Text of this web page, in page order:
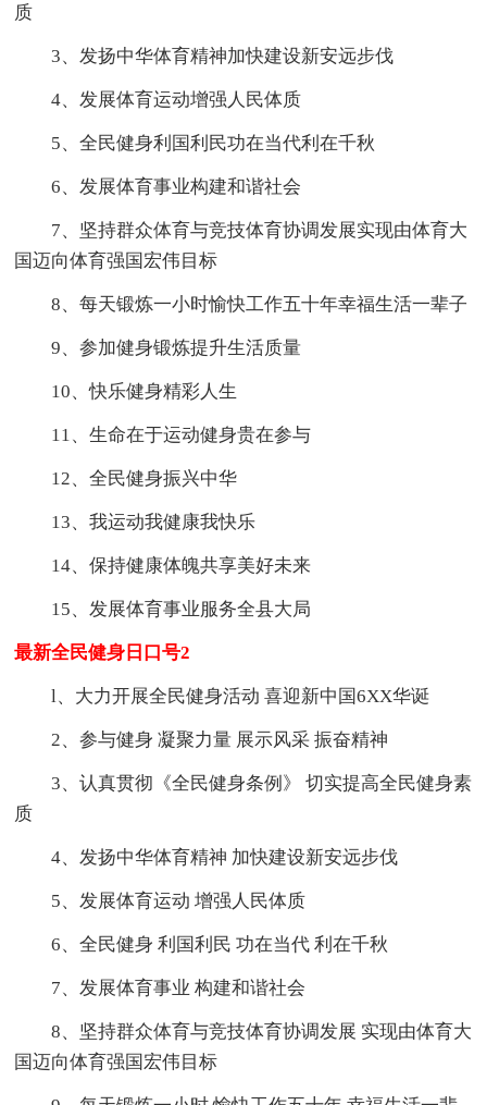
质
3、发扬中华体育精神加快建设新安远步伐
4、发展体育运动增强人民体质
5、全民健身利国利民功在当代利在千秋
6、发展体育事业构建和谐社会
7、坚持群众体育与竞技体育协调发展实现由体育大
国迈向体育强国宏伟目标
8、每天锻炼一小时愉快工作五十年幸福生活一辈子
9、参加健身锻炼提升生活质量
10、快乐健身精彩人生
11、生命在于运动健身贵在参与
12、全民健身振兴中华
13、我运动我健康我快乐
14、保持健康体魄共享美好未来
15、发展体育事业服务全县大局
最新全民健身日口号2
l、大力开展全民健身活动 喜迎新中国6XX华诞
2、参与健身 凝聚力量 展示风采 振奋精神
3、认真贯彻《全民健身条例》 切实提高全民健身素
质
4、发扬中华体育精神 加快建设新安远步伐
5、发展体育运动 增强人民体质
6、全民健身 利国利民 功在当代 利在千秋
7、发展体育事业 构建和谐社会
8、坚持群众体育与竞技体育协调发展 实现由体育大
国迈向体育强国宏伟目标